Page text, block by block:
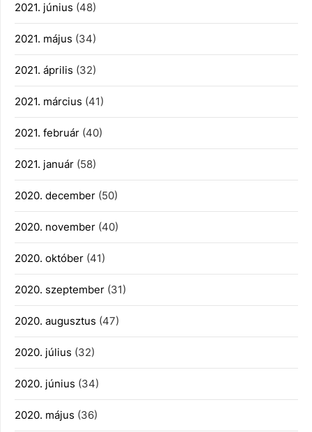
2021. június (48)
2021. május (34)
2021. április (32)
2021. március (41)
2021. február (40)
2021. január (58)
2020. december (50)
2020. november (40)
2020. október (41)
2020. szeptember (31)
2020. augusztus (47)
2020. július (32)
2020. június (34)
2020. május (36)